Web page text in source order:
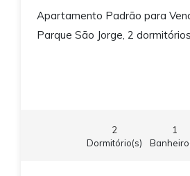
Apartamento Padrão para
Parque São Jorge, 2
2
Dormitório(s)
1